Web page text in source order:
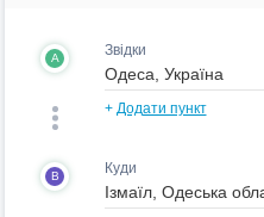
A Звідки
+ Додати пункт
B Куди